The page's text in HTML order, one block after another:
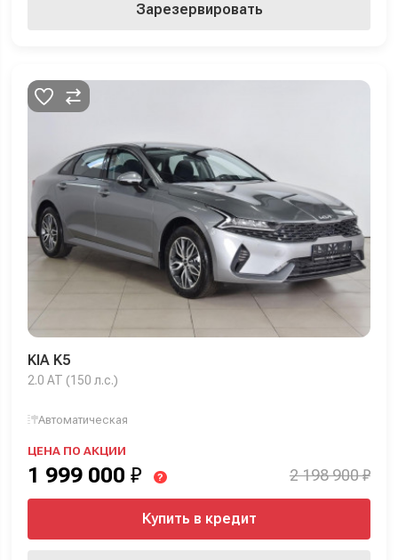
Зарезервировать
KIA K5
2.0 AT (150 л.с.)
Автоматическая
ЦЕНА ПО АКЦИИ
1 999 000 ₽ ? 2 198 900 ₽
Купить в кредит